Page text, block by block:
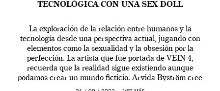
TECNOLÓGICA CON UNA SEX DOLL
La exploración de la relación entre humanos y la
tecnología desde una perspectiva actual, jugando con
elementos como la sexualidad y la obsesión por la
perfección. La artista que fue portada de VEIN 4,
recuerda que la realidad sigue existiendo aunque
podamos crear un mundo ficticio. Arvida Byström cree
que los humanos tienen un complejo […]